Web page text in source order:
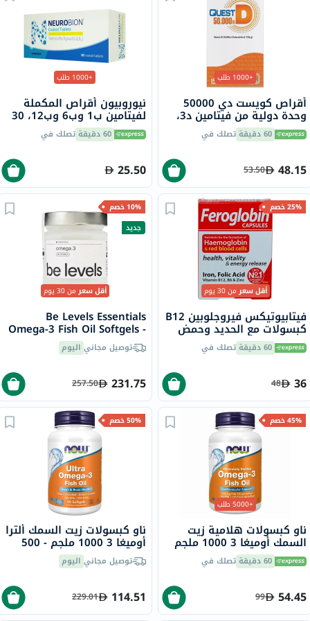
+1000 طلب
أقراص كويست دي 50000
وحدة دولية من فيتامين د3،
15 قرص 60 دقيقة تصلك في
48.15
53.50
+1000 طلب
نيوروبيون أقراص المكملة
لفيتامين ب1 وب6 وب12، 30
قرص 60 دقيقة تصلك في
25.50
25% خصم
أقل سعرمن 30 يوم
فيتابيوتيكس فيروجلوبين B12
كبسولات مع الحديد وحمض
الفوليك وفيتامين B12
لمحاربة التعب، 30 كبسولة
60 دقيقة تصلك في
36
48
10% خصم
جديد
أقل سعرمن 30 يوم
Be Levels Essentials
Omega-3 Fish Oil Softgels -
90 Softgels
توصيل مجاني اليوم
231.75
257.50
45% خصم
+5000 طلب
ناو كبسولات هلامية زيت
السمك أوميغا 3 1000 ملجم
180 EPA / 120 DHA حزمة من
100 60 دقيقة تصلك في
54.45
99
50% خصم
ناو كبسولات زيت السمك ألترا
أوميغا 3 1000 ملجم - 500
ملجم من حمض
الدوكوساهيكسانويك، حزمة
من 90
توصيل مجاني اليوم
114.51
229.01